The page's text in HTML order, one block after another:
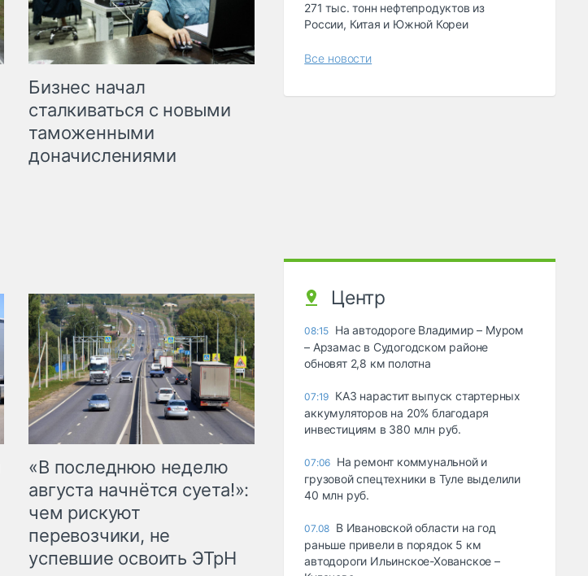
Бизнес начал
сталкиваться с новыми
таможенными
доначислениями
«В последнюю неделю
августа начнётся суета!»:
чем рискуют
перевозчики, не
успевшие освоить ЭТрН
271 тыс. тонн нефтепродуктов из
России, Китая и Южной Кореи
Все новости
Центр
08:15 На автодороге Владимир – Муром
– Арзамас в Судогодском районе
обновят 2,8 км полотна
07:19 КАЗ нарастит выпуск стартерных
аккумуляторов на 20% благодаря
инвестициям в 380 млн руб.
07:06 На ремонт коммунальной и
грузовой спецтехники в Туле выделили
40 млн руб.
07.08 В Ивановской области на год
раньше привели в порядок 5 км
автодороги Ильинское-Хованское –